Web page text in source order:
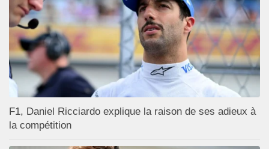
F1, Daniel Ricciardo explique la raison de ses adieux à
la compétition